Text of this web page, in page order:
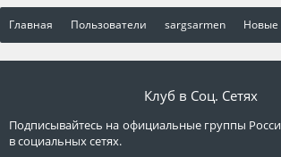
Главная Пользователи sargsarmen Новые
Клуб в Соц. Сетях
Подписывайтесь на официальные группы
в социальных сетях.